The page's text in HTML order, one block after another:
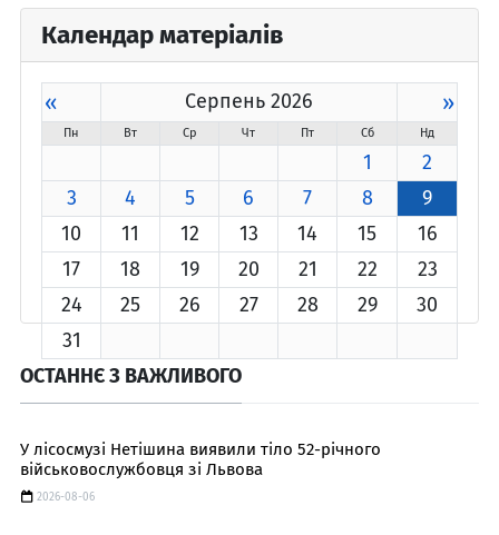
Календар матеріалів
« Серпень 2026 »
Пн Вт Ср Чт Пт Сб Нд
1
2
3
4 5 6 7 8
9
10
11 12 13 14 15
16
17
18 19 20 21 22
23
24
25 26 27 28 29
30
31
ОСТАННЄ З ВАЖЛИВОГО
У лісосмузі Нетішина виявили тіло 52-річного
військовослужбовця зі Львова
2026-08-06